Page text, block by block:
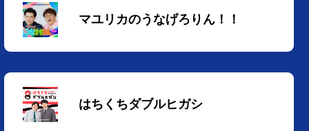
マユリカのうなげろりん！！
はちくちダブルヒガシ